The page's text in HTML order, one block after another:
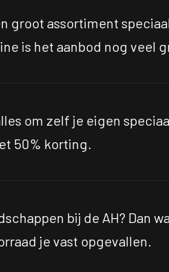
groot assortiment
is het aanbod nog veel
om zelf je eigen
50% korting.
bij de AH? Dan
je vast opgevallen.